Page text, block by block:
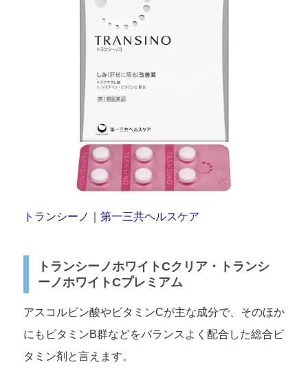
トランシーノ｜第一三共ヘルスケア
トランシーノホワイトCクリア・トランシ
ーノホワイトCプレミアム
アスコルビン酸やビタミンCが主な成分で、そのほか
にもビタミンB群などをバランスよく配合した総合ビ
タミン剤と言えます。